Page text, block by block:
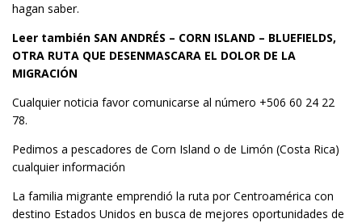
hagan saber.
Leer también SAN ANDRÉS – CORN ISLAND – BLUEFIELDS,
OTRA RUTA QUE DESENMASCARA EL DOLOR DE LA
MIGRACIÓN
Cualquier noticia favor comunicarse al número +506 60 24 22
78.
Pedimos a pescadores de Corn Island o de Limón (Costa Rica)
cualquier información
La familia migrante emprendió la ruta por Centroamérica con
destino Estados Unidos en busca de mejores oportunidades de